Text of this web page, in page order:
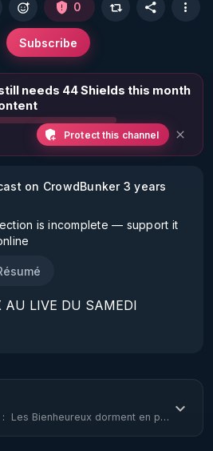
Subscribe
0
needs 44 Shields this month
Protect this channel
on CrowdBunker 3 years
is incomplete — support it
AU LIVE DU SAMEDI
les patriotes, l'alliance,
blancs contre les
l'état profond et le
la guerre cognitive
: Les Bienheureux dorment en paix, enveloppés dans leur ignorance mais le cœur des...